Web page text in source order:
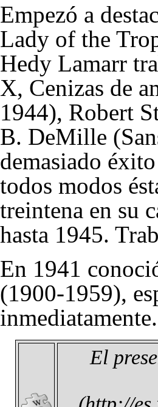
Empezó a
Lady of the
Hedy Lamarr
X, Cenizas de
1944), Robert
B. DeMille
demasiado
todos modos
treintena en su
hasta 1945.
En 1941
(1900-1959),
inmediatamente.
El